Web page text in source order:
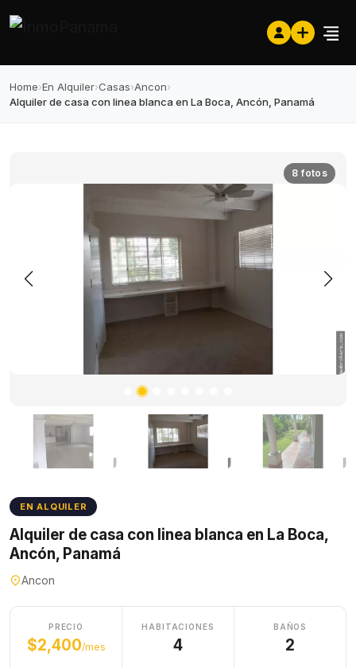
Home›En Alquiler›Casas›Ancon›
Alquiler de casa con linea blanca en La Boca, Ancón, Panamá
8 fotos
EN ALQUILER
Alquiler de casa con linea blanca en La Boca,
Ancón, Panamá
Ancon
PRECIO
$2,400/mes
HABITACIONES
4
BAÑOS
2